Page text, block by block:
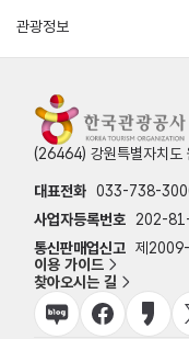
관광정보
(26464) 강원특별자치도
대표전화 033-738-
사업자등록번호
202-
통신판매업신고 제
이용 가이드
찾아오시는 길